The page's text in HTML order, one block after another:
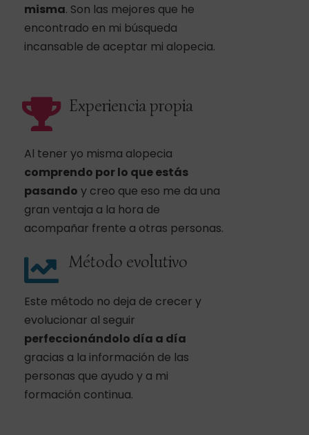
misma. Son las mejores que he
encontrado en mi búsqueda
incansable de aceptar mi alopecia.
Experiencia propia
Al tener yo misma alopecia
comprendo por lo que estás
pasando y creo que eso me da una
gran ventaja a la hora de
acompañar frente a otras personas.
Método evolutivo
Este método no deja de crecer y
evolucionar al seguir
perfeccionándolo día a día
gracias a la información de las
personas que ayudo y a mi
formación continua.